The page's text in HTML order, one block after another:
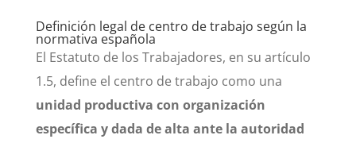
Definición legal de centro de trabajo según la
normativa española
El Estatuto de los Trabajadores, en su artículo
1.5, define el centro de trabajo como una
unidad productiva con organización
específica y dada de alta ante la autoridad